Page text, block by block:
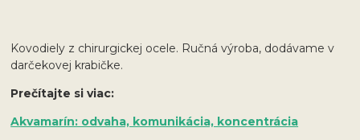
Kovodiely z chirurgickej ocele. Ručná výroba, dodávame v
darčekovej krabičke.
Prečítajte si viac:
Akvamarín: odvaha, komunikácia, koncentrácia